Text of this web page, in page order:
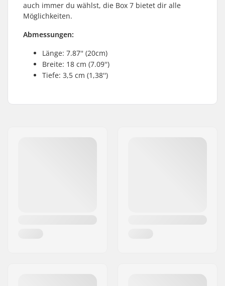
auch immer du wählst, die Box 7 bietet dir alle
Möglichkeiten.
Abmessungen:
Länge: 7.87'' (20cm)
Breite: 18 cm (7.09'')
Tiefe: 3,5 cm (1,38'')